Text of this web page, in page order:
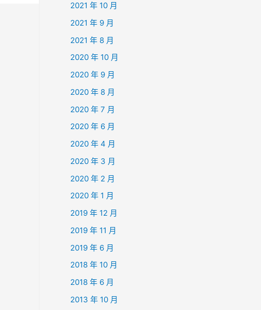
2021 年 10 月
2021 年 9 月
2021 年 8 月
2020 年 10 月
2020 年 9 月
2020 年 8 月
2020 年 7 月
2020 年 6 月
2020 年 4 月
2020 年 3 月
2020 年 2 月
2020 年 1 月
2019 年 12 月
2019 年 11 月
2019 年 6 月
2018 年 10 月
2018 年 6 月
2013 年 10 月